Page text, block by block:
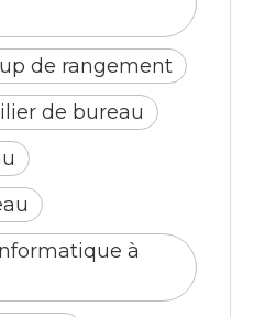
de rangement
de bureau
à